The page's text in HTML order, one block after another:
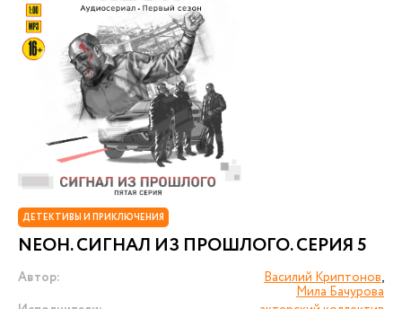
ДЕТЕКТИВЫ И ПРИКЛЮЧЕНИЯ
NEОН. СИГНАЛ ИЗ ПРОШЛОГО. СЕРИЯ 5
Автор: Василий Криптонов,
Мила Бачурова